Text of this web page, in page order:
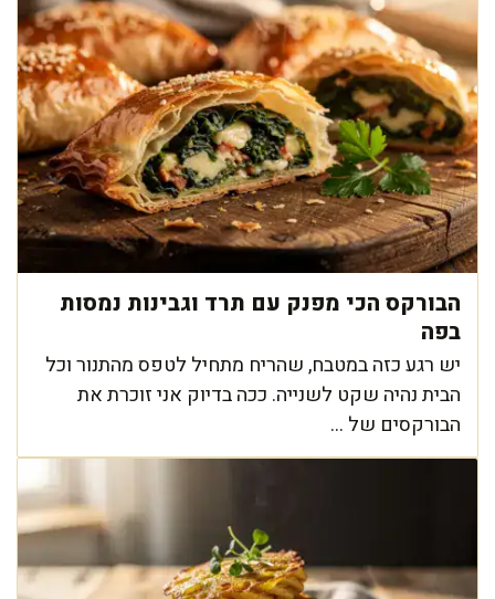
הבורקס הכי מפנק עם תרד וגבינות נמסות
בפה
יש רגע כזה במטבח, שהריח מתחיל לטפס מהתנור וכל
הבית נהיה שקט לשנייה. ככה בדיוק אני זוכרת את
הבורקסים של ...